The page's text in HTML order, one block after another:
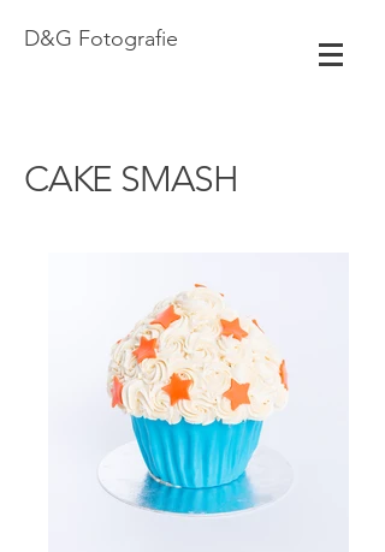
D&G Fotografie
CAKE SMASH